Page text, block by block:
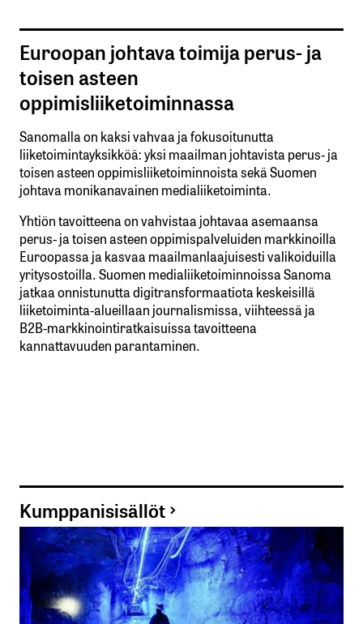
Euroopan johtava toimija perus- ja
toisen asteen
oppimisliiketoiminnassa
Sanomalla on kaksi vahvaa ja fokusoitunutta
liiketoimintayksikköä: yksi maailman johtavista perus- ja
toisen asteen oppimisliiketoiminnoista sekä Suomen
johtava monikanavainen medialiiketoiminta.
Yhtiön tavoitteena on vahvistaa johtavaa asemaansa
perus- ja toisen asteen oppimispalveluiden markkinoilla
Euroopassa ja kasvaa maailmanlaajuisesti valikoiduilla
yritysostoilla. Suomen medialiiketoiminnoissa Sanoma
jatkaa onnistunutta digitransformaatiota keskeisillä
liiketoiminta-alueillaan journalismissa, viihteessä ja
B2B-markkinointiratkaisuissa tavoitteena
kannattavuuden parantaminen.
Kumppanisisällöt